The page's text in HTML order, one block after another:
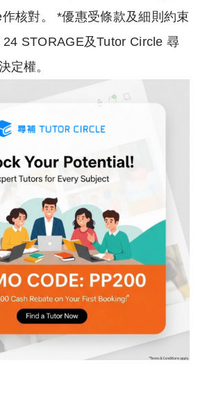
核對。 *優惠受條款及細則約束
STORAGE及Tutor Circle 尋
定權。